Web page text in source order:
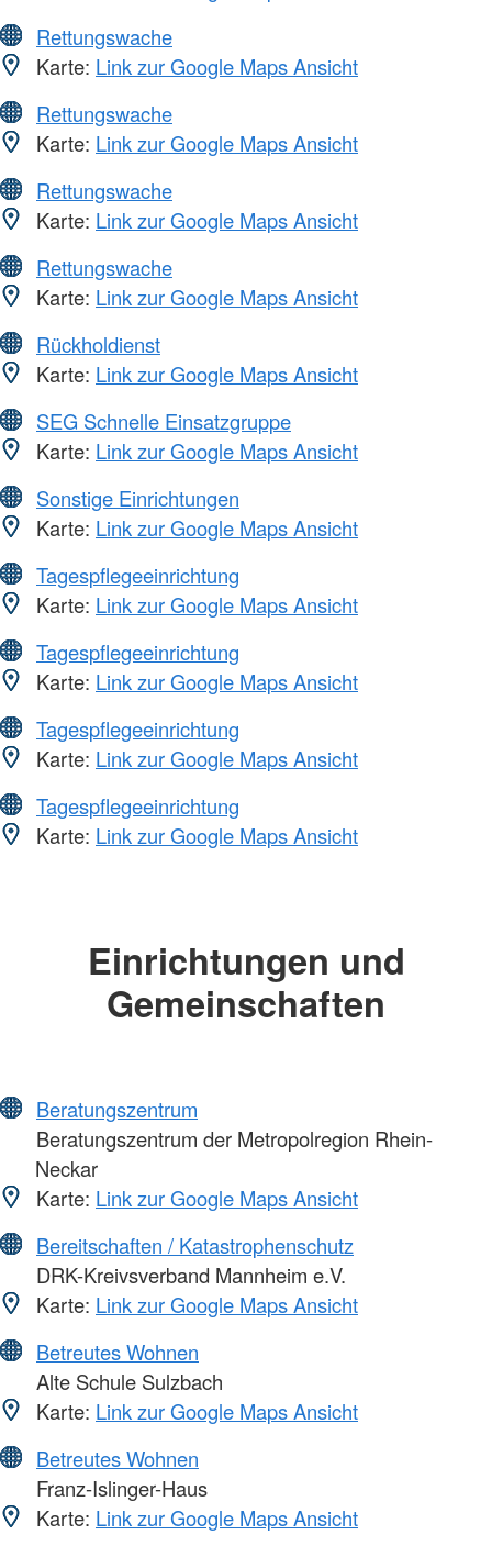
Rettungswache
Karte: Link zur Google Maps Ansicht
Rettungswache
Karte: Link zur Google Maps Ansicht
Rettungswache
Karte: Link zur Google Maps Ansicht
Rettungswache
Karte: Link zur Google Maps Ansicht
Rückholdienst
Karte: Link zur Google Maps Ansicht
SEG Schnelle Einsatzgruppe
Karte: Link zur Google Maps Ansicht
Sonstige Einrichtungen
Karte: Link zur Google Maps Ansicht
Tagespflegeeinrichtung
Karte: Link zur Google Maps Ansicht
Tagespflegeeinrichtung
Karte: Link zur Google Maps Ansicht
Tagespflegeeinrichtung
Karte: Link zur Google Maps Ansicht
Tagespflegeeinrichtung
Karte: Link zur Google Maps Ansicht
Einrichtungen und
Gemeinschaften
Beratungszentrum
Beratungszentrum der Metropolregion Rhein-
Neckar
Karte: Link zur Google Maps Ansicht
Bereitschaften / Katastrophenschutz
DRK-Kreivsverband Mannheim e.V.
Karte: Link zur Google Maps Ansicht
Betreutes Wohnen
Alte Schule Sulzbach
Karte: Link zur Google Maps Ansicht
Betreutes Wohnen
Franz-Islinger-Haus
Karte: Link zur Google Maps Ansicht